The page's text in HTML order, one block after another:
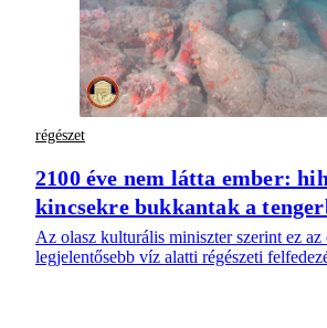
régészet
2100 éve nem látta ember:
kincsekre bukkantak a
Az olasz kulturális miniszter szerint ez
legjelentősebb víz alatti régészeti